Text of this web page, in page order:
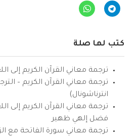
كتب لها صلة
ترجمة معاني القرآن الكريم إلى
ترجمة معاني القرآن الكريم –
انترناشونال)
ترجمة معاني القرآن الكريم إلى
فضل إلهي ظهير
ترجمة معاني سورة الفاتحة مع